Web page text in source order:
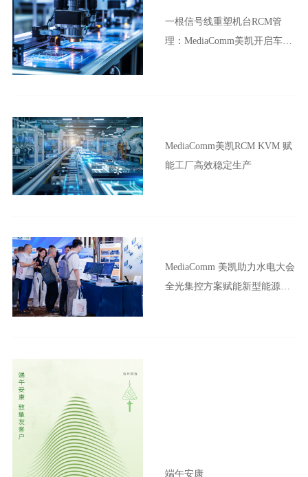
一根信号线重塑机台RCM管
理：MediaComm美凯开启车企
MediaComm美凯RCM KVM 赋
能工厂高效稳定生产
MediaComm 美凯助力水电大会
全光集控方案赋能新型能源体
端午安康